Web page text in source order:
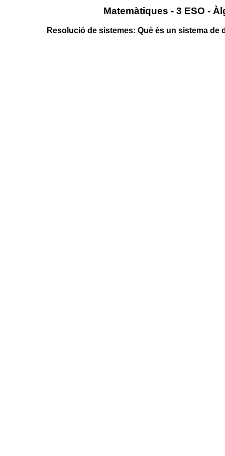
Matemàtiques - 3 ESO -
Resolució de sistemes: Què és un sistema